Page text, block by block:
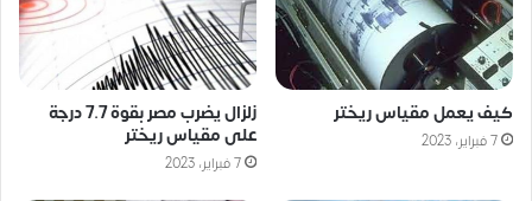
كيف يعمل مقياس ريختر
7 فبراير، 2023
زلزال يضرب مصر بقوة 7.7 درجة
على مقياس ريختر
7 فبراير، 2023